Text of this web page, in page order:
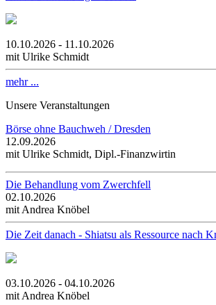
10.10.2026 - 11.10.2026
mit Ulrike Schmidt
mehr ...
Unsere Veranstaltungen
Börse ohne Bauchweh / Dresden
12.09.2026
mit Ulrike Schmidt, Dipl.-Finanzwirtin
Die Behandlung vom Zwerchfell
02.10.2026
mit Andrea Knöbel
Die Zeit danach - Shiatsu als Ressource nach
03.10.2026 - 04.10.2026
mit Andrea Knöbel